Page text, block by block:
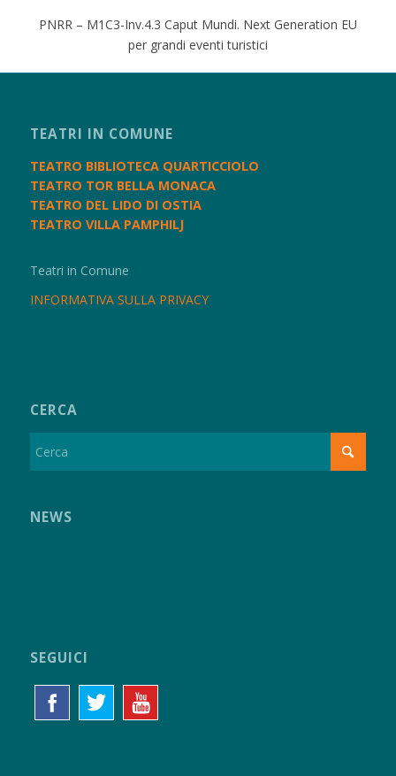
PNRR – M1C3-Inv.4.3 Caput Mundi. Next Generation EU
per grandi eventi turistici
TEATRI IN COMUNE
TEATRO BIBLIOTECA QUARTICCIOLO
TEATRO TOR BELLA MONACA
TEATRO DEL LIDO DI OSTIA
TEATRO VILLA PAMPHILJ
Teatri in Comune
INFORMATIVA SULLA PRIVACY
CERCA
NEWS
SEGUICI